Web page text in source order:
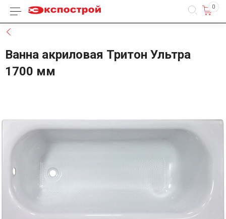
Каталог товаров 0
Ванна акриловая Тритон Ультра
1700 мм